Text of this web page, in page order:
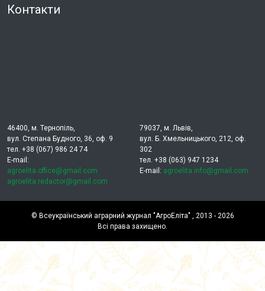
Контакти
46400, м. Тернопіль,
вул. Степана Будного, 36, оф. 9
тел. +38 (067) 986 24 74
E-mail:
agroelita.office@gmail.com
agroelita.redactor@gmail.com
79037, м. Львів,
вул. Б. Хмельницького, 212, оф.
302
тел. +38 (063) 947 1234
E-mail: agroelita.info@gmail.com
© Всеукраїнський аграрний журнал "АгроЕліта" , 2013 - 2026
Всі права захищено.